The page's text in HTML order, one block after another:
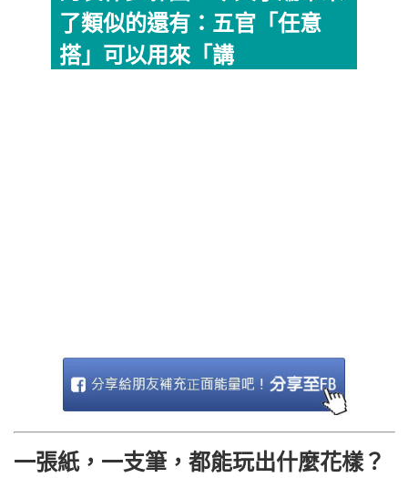
了類似的還有：五官「任意
搭」可以用來「講
一張紙，一支筆，都能玩出什麼花樣？